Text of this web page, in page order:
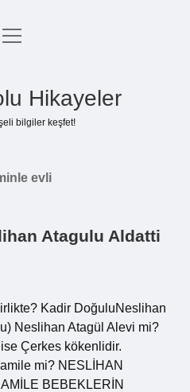
menüyü
Hikayeler
bilgiler keşfet!
evli
Atagulu Aldatti
Kadir DoğuluNeslihan
Neslihan Atagül Alevi mi?
Çerkes kökenlidir.
mi? NESLİHAN
BEBEKLERİN